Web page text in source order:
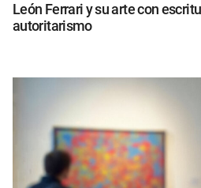
León Ferrari y su arte con
autoritarismo